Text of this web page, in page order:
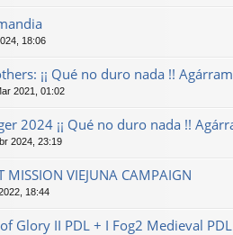
18:06
¡¡ Qué no duro nada !!
2021, 01:02
2024 ¡¡ Qué no duro nada !!
2024, 23:19
MISSION VIEJUNA CAMPAIGN
18:44
Glory II PDL + I Fog2 Medieval